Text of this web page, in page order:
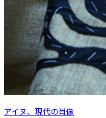
アイヌ、現代の肖像